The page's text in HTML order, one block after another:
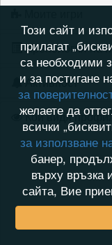
Хронология на
Активност
Кой видя
Този сайт и
прилагат
са необходими
и за постигане
за
желаете да
всички
за използване
банер,
върху връзка
сайта, Вие